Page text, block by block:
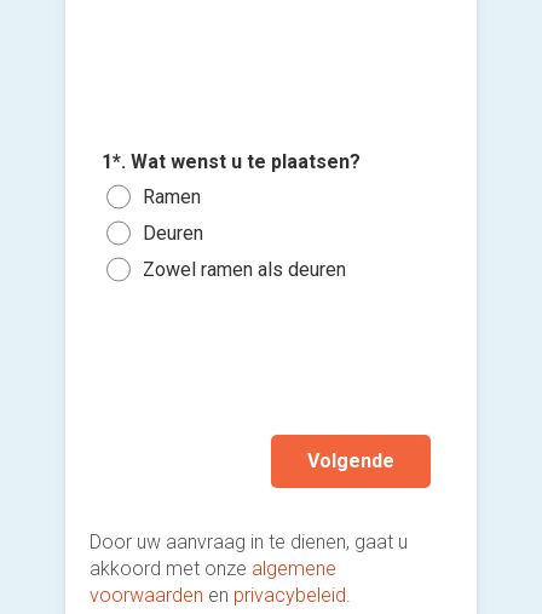
1*. Wat wenst u te plaatsen?
Ramen
Deuren
Zowel ramen als deuren
Volgende
Door uw aanvraag in te dienen, gaat u
akkoord met onze algemene
voorwaarden en privacybeleid